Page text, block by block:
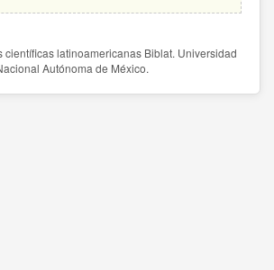
científicas latinoamericanas Biblat. Universidad
Autónoma de México.